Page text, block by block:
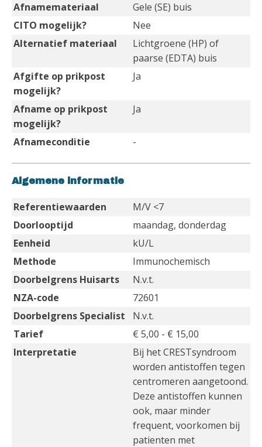
Afnamemateriaal
Gele (SE) buis
CITO mogelijk?
Nee
Alternatief materiaal
Lichtgroene (HP) of
paarse (EDTA) buis
Afgifte op prikpost
mogelijk?
Ja
Afname op prikpost
mogelijk?
Ja
Afnameconditie -
Algemene informatie
Referentiewaarden
M/V <7
Doorlooptijd
maandag, donderdag
Eenheid
kU/L
Methode
Immunochemisch
Doorbelgrens Huisarts
N.v.t.
NZA-code
72601
Doorbelgrens Specialist
N.v.t.
Tarief
€ 5,00 - € 15,00
Interpretatie
Bij het CRESTsyndroom
worden antistoffen tegen
centromeren aangetoond.
Deze antistoffen kunnen
ook, maar minder
frequent, voorkomen bij
patienten met